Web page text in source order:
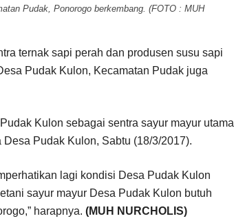
Pudak, Ponorogo berkembang. (FOTO : MUH
ternak sapi perah dan produsen susu sapi
Pudak Kulon, Kecamatan Pudak juga
Kulon sebagai sentra sayur mayur utama
Pudak Kulon, Sabtu (18/3/2017).
lagi kondisi Desa Pudak Kulon
sayur mayur Desa Pudak Kulon butuh
harapnya. (MUH NURCHOLIS)